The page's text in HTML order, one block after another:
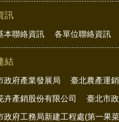
訊
本聯絡資訊 各單位聯絡資訊
結
政府產業發展局 臺北農產運
卉產銷股份有限公司 臺北市
政府工務局新建工程處(第一果